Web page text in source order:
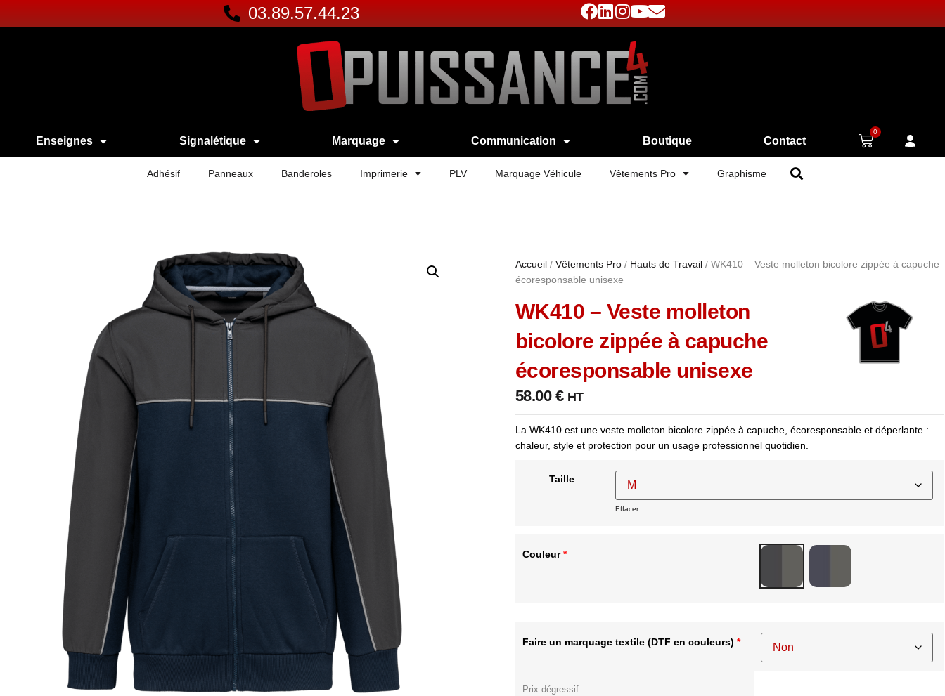
03.89.57.44.23
Enseignes Signalétique Marquage Communication Boutique Contact
0
Adhésif Panneaux Banderoles Imprimerie PLV Marquage Véhicule Vêtements Pro Graphisme
Accueil/ Vêtements Pro/ Hauts de Travail/ WK410 – Veste molleton bicolore zippée à capuche
écoresponsable unisexe
WK410 – Veste molleton
bicolore zippée à capuche
écoresponsable unisexe
58.00 € HT
La WK410 est une veste molleton bicolore zippée à capuche, écoresponsable et déperlante :
chaleur, style et protection pour un usage professionnel quotidien.
Taille
Effacer
Couleur*
Faire un marquage textile (DTF en couleurs) *
Prix dégressif :